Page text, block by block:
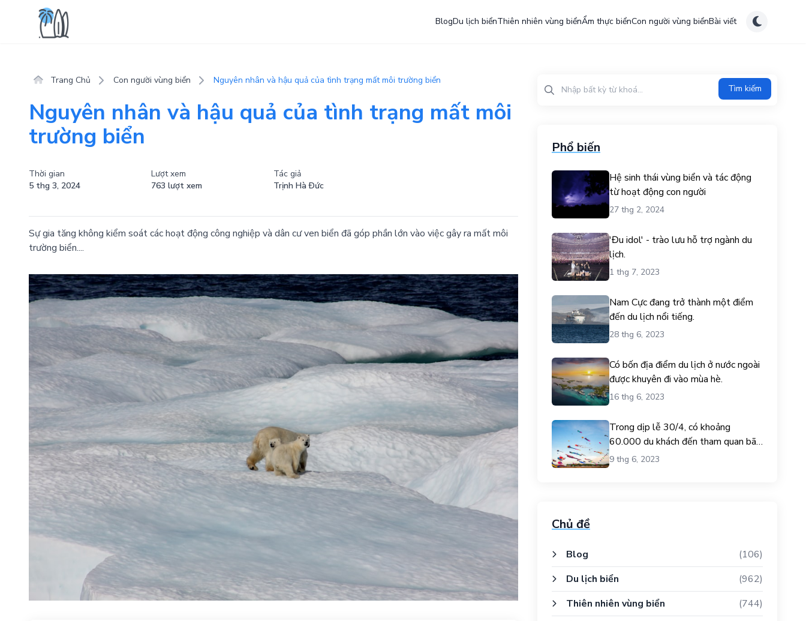
BlogDu lịch biểnThiên nhiên vùng biểnẨm thực biểnCon người vùng biểnBài viết
Trang Chủ Con người vùng biển Nguyên nhân và hậu quả của tình trạng mất môi trường biển
Nguyên nhân và hậu quả của tình trạng mất môi
trường biển
Thời gian
5 thg 3, 2024
Lượt xem
763 lượt xem
Tác giả
Trịnh Hà Ðức
Sự gia tăng không kiểm soát các hoạt động công nghiệp và dân cư ven biển đã góp phần lớn vào việc gây ra mất môi
trường biển....
Tìm kiếm
Phổ biến
Hệ sinh thái vùng biển và tác động
từ hoạt động con người
27 thg 2, 2024
'Đu idol' - trào lưu hỗ trợ ngành du
lịch.
1 thg 7, 2023
Nam Cực đang trở thành một điểm
đến du lịch nổi tiếng.
28 thg 6, 2023
Có bốn địa điểm du lịch ở nước ngoài
được khuyên đi vào mùa hè.
16 thg 6, 2023
Trong dịp lễ 30/4, có khoảng
60.000 du khách đến tham quan bãi
biển Gò Công.
9 thg 6, 2023
Chủ đề
Blog
(106)
Du lịch biển
(962)
Thiên nhiên vùng biển
(744)